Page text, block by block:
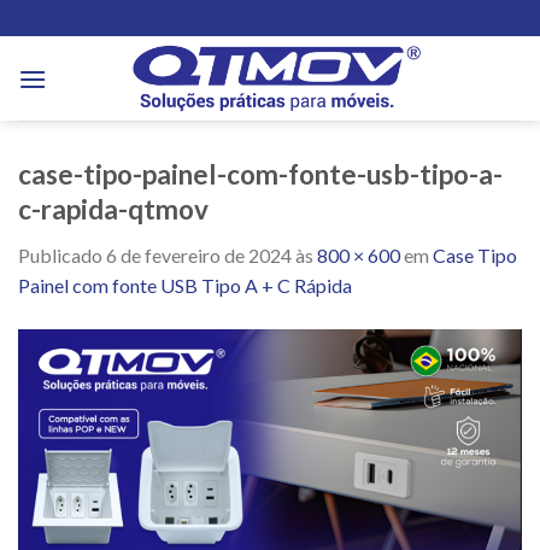
to
content
case-tipo-painel-com-fonte-usb-tipo-a-
c-rapida-qtmov
Publicado 6 de fevereiro de 2024às 800 × 600em Case Tipo
Painel com fonte USB Tipo A + C Rápida